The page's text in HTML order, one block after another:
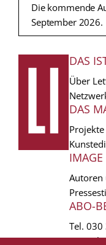
Die kommende
September 2026.
DAS
Über
DAS
Projekte
IMAGE
Autoren
ABO-
Tel. 030